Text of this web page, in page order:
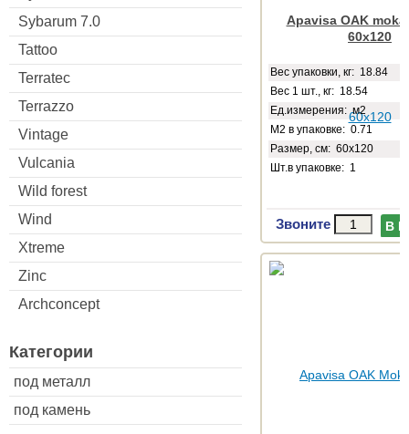
Sybarum 7.0
Tattoo
Terratec
Terrazzo
Vintage
Vulcania
Wild forest
Wind
Xtreme
Zinc
Archconcept
Категории
под металл
под камень
Apavisa OAK
60x120
Веc упаковки, кг: 18.84
Вес 1 шт., кг: 18.54
Ед.измерения: м2
М2 в упаковке: 0.71
Размер, см: 60x120
Шт.в упаковке: 1
Звоните В